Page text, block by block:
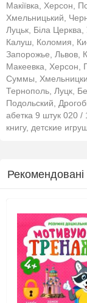
Макіївка, Херсон,
Хмельницький,
Луцьк, Біла
Калуш, Коломия,
Запорожье, Львов,
Макеевка, Херсон,
Суммы,
Тернополь, Луцк,
Подольский,
абетка 9 штук 020 /
книгу, детские
Рекомендовані